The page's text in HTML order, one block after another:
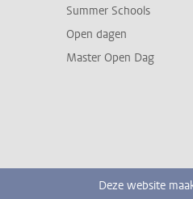
Summer Schools
Open dagen
Master Open Dag
Deze website